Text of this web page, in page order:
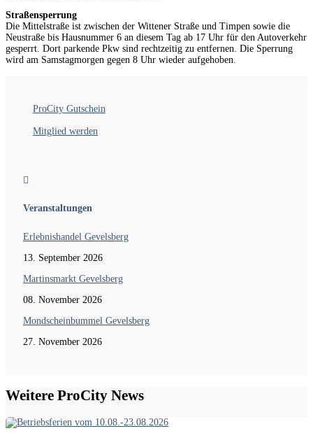
Straßensperrung
Die Mittelstraße ist zwischen der Wittener Straße und Timpen sowie die
Neustraße bis Hausnummer 6 an diesem Tag ab 17 Uhr für den Autoverkehr
gesperrt. Dort parkende Pkw sind rechtzeitig zu entfernen. Die Sperrung
wird am Samstagmorgen gegen 8 Uhr wieder aufgehoben.
ProCity Gutschein
Mitglied werden

Veranstaltungen
Erlebnishandel Gevelsberg
13. September 2026
Martinsmarkt Gevelsberg
08. November 2026
Mondscheinbummel Gevelsberg
27. November 2026
Weitere ProCity News